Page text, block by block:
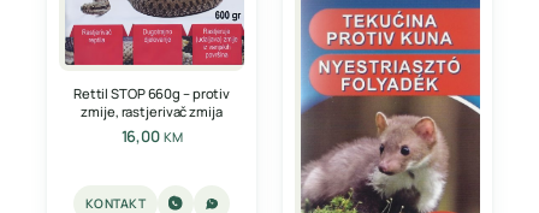
Rettil STOP 660g – protiv
zmije, rastjerivač zmija
16,00 KM
KONTAKT